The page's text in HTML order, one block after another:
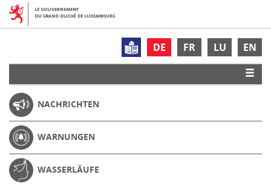
DE FR LU EN
NACHRICHTEN
WARNUNGEN
WASSERLÄUFE